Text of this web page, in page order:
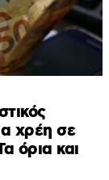
χρέη σε
όρια και